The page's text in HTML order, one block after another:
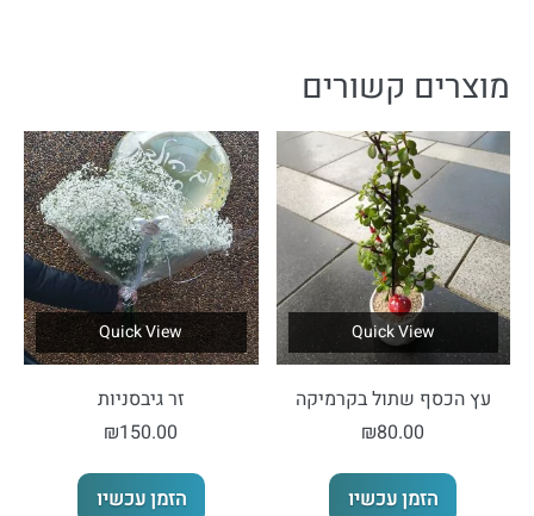
ניתן
את
האפשרויות
בעמוד
המוצר
מוצרים קשורים
Quick View
עץ הכסף שתול בקרמיקה
₪80.00
הזמן עכשיו
Quick View
זר גיבסניות
₪150.00
הזמן עכשיו